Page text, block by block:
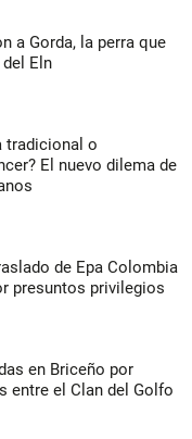
a Gorda, la perra que
Eln
tradicional o
El nuevo dilema de
de Epa Colombia
presuntos privilegios
en Briceño por
entre el Clan del Golfo